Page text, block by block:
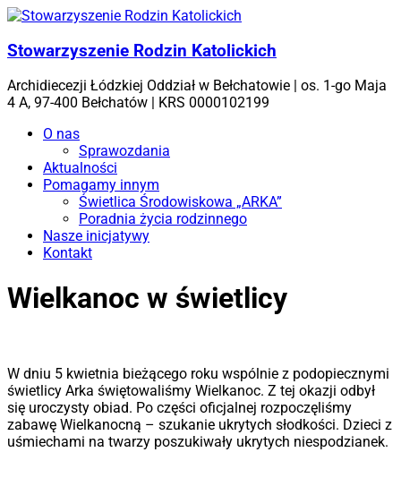
Skip
content
Stowarzyszenie Rodzin Katolickich
Archidiecezji Łódzkiej Oddział w Bełchatowie | os. 1-go Maja
4 A, 97-400 Bełchatów | KRS 0000102199
Menu
O nas
Sprawozdania
Aktualności
Pomagamy innym
Świetlica Środowiskowa „ARKA”
Poradnia życia rodzinnego
Nasze inicjatywy
Kontakt
Wielkanoc w świetlicy
W dniu 5 kwietnia bieżącego roku wspólnie z podopiecznymi
świetlicy Arka świętowaliśmy Wielkanoc. Z tej okazji odbył
się uroczysty obiad. Po części oficjalnej rozpoczęliśmy
zabawę Wielkanocną – szukanie ukrytych słodkości. Dzieci z
uśmiechami na twarzy poszukiwały ukrytych niespodzianek.